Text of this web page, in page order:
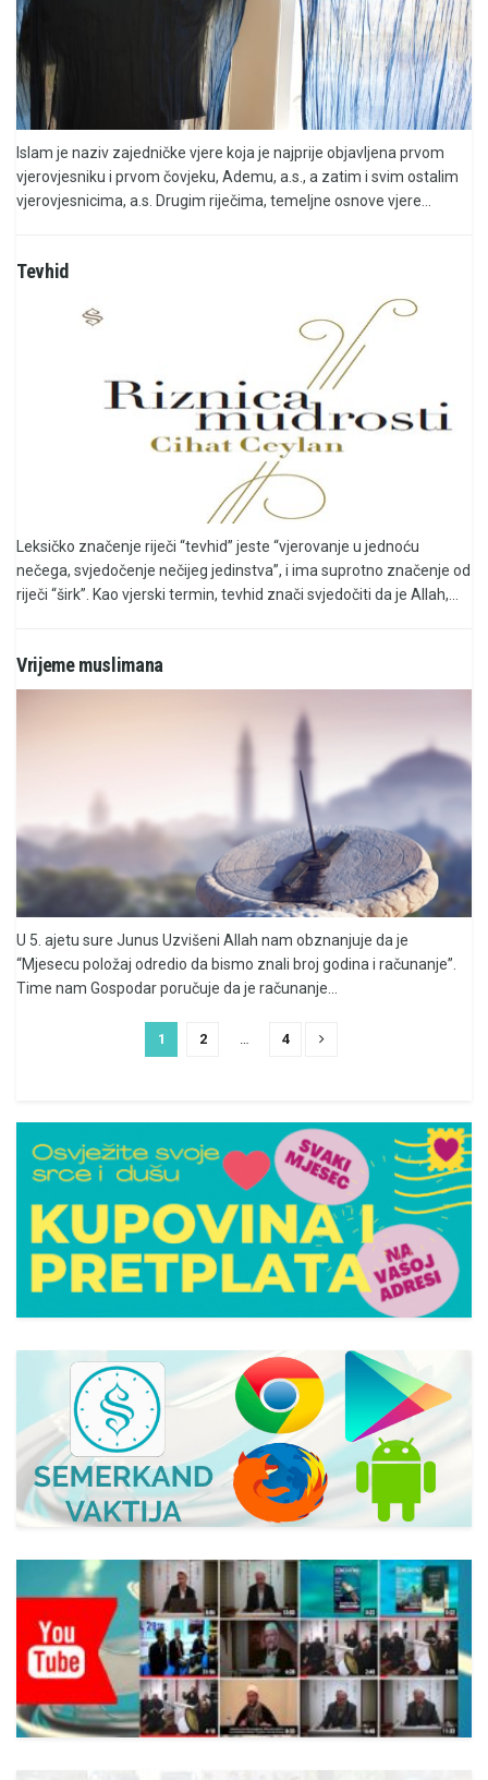
Islam je naziv zajedničke vjere koja je najprije objavljena prvom
vjerovjesniku i prvom čovjeku, Ademu, a.s., a zatim i svim ostalim
vjerovjesnicima, a.s. Drugim riječima, temeljne osnove vjere...
Tevhid
Leksičko značenje riječi “tevhid” jeste “vjerovanje u jednoću
nečega, svjedočenje nečijeg jedinstva”, i ima suprotno značenje od
riječi “širk”. Kao vjerski termin, tevhid znači svjedočiti da je Allah,...
Vrijeme muslimana
U 5. ajetu sure Junus Uzvišeni Allah nam obznanjuje da je
“Mjesecu položaj odredio da bismo znali broj godina i računanje”.
Time nam Gospodar poručuje da je računanje...
1 2 … 4